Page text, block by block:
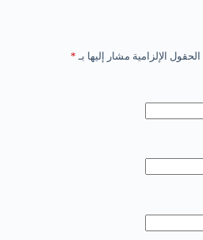
الحقول الإلزامية مشار إليها بـ *